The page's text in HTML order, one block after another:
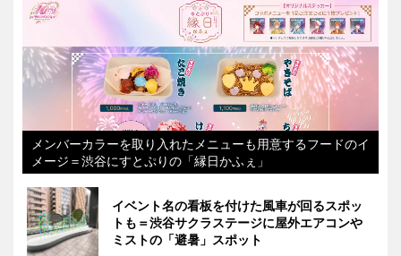
メンバーカラーを取り入れたメニューも用意するフードのイ
メージ＝渋谷にすとぷりの「縁日かふぇ」
イベント名の看板を付けた風車が回るスポッ
トも＝渋谷サクラステージに屋外エアコンや
ミストの「避暑」スポット